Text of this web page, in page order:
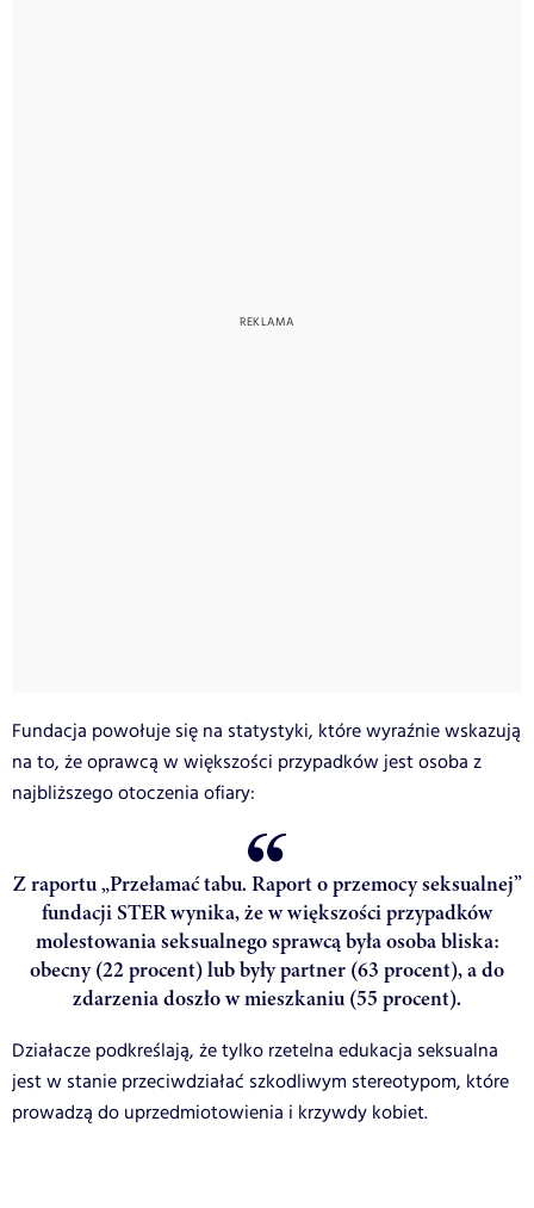
Fundacja powołuje się na statystyki, które wyraźnie wskazują
na to, że oprawcą w większości przypadków jest osoba z
najbliższego otoczenia ofiary:
Z raportu „Przełamać tabu. Raport o przemocy seksualnej”
fundacji STER wynika, że w większości przypadków
molestowania seksualnego sprawcą była osoba bliska:
obecny (22 procent) lub były partner (63 procent), a do
zdarzenia doszło w mieszkaniu (55 procent).
Działacze podkreślają, że tylko rzetelna edukacja seksualna
jest w stanie przeciwdziałać szkodliwym stereotypom, które
prowadzą do uprzedmiotowienia i krzywdy kobiet.